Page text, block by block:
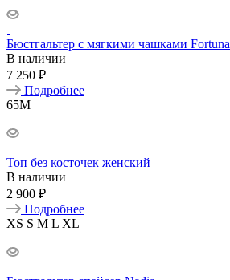
Бюстгальтер с мягкими чашками Fortuna
В наличии
7 250 ₽
Подробнее
65M
Топ без косточек женский
В наличии
2 900 ₽
Подробнее
XS S M L XL